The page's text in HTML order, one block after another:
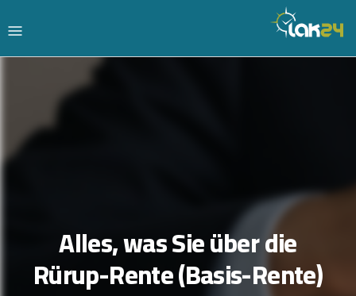
Alles, was Sie über die
Rürup-Rente (Basis-Rente)